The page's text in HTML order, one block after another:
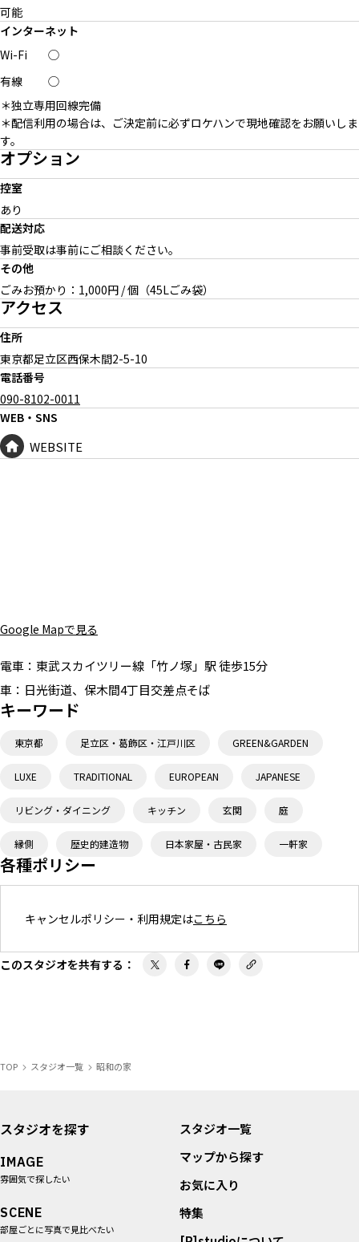
可能
インターネット
Wi-Fi
◯
有線
◯
＊独立専用回線完備
＊配信利用の場合は、ご決定前に必ずロケハンで現地確認をお願いしま
す。
オプション
控室
あり
配送対応
事前受取は事前にご相談ください。
その他
ごみお預かり：1,000円 / 個（45Lごみ袋）
アクセス
住所
東京都足立区西保木間2-5-10
電話番号
090-8102-0011
WEB・SNS
WEBSITE
Google Mapで見る
電車： 東武スカイツリー線「竹ノ塚」駅 徒歩15分
車： 日光街道、保木間4丁目交差点そば
キーワード
東京都 足立区・葛飾区・江戸川区 GREEN&GARDEN
LUXE TRADITIONAL EUROPEAN JAPANESE
リビング・ダイニング キッチン 玄関 庭
縁側 歴史的建造物 日本家屋・古民家 一軒家
各種ポリシー
キャンセルポリシー・利用規定はこちら
このスタジオを共有する ：
TOP スタジオ一覧 昭和の家
スタジオを探す
IMAGE
雰囲気で探したい
SCENE
部屋ごとに写真で見比べたい
スタジオ一覧
マップから探す
お気に入り
特集